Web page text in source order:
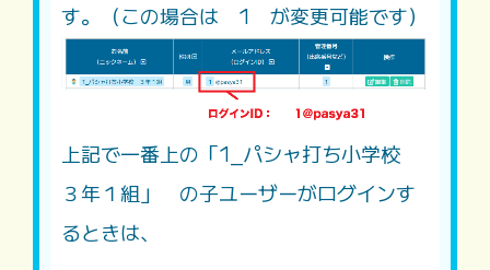
す。（この場合は 1 が変更可能です）
上記で一番上の「1_パシャ打ち小学校
３年１組」 の子ユーザーがログインす
るときは、